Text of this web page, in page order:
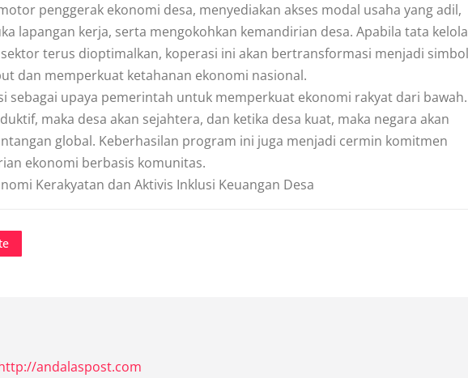
penggerak ekonomi desa, menyediakan akses modal usaha yang adil,
lapangan kerja, serta mengokohkan kemandirian desa. Apabila tata kelola
terus dioptimalkan, koperasi ini akan bertransformasi menjadi simbol
dan memperkuat ketahanan ekonomi nasional.
sebagai upaya pemerintah untuk memperkuat ekonomi rakyat dari bawah.
maka desa akan sejahtera, dan ketika desa kuat, maka negara akan
global. Keberhasilan program ini juga menjadi cermin komitmen
ekonomi berbasis komunitas.
Kerakyatan dan Aktivis Inklusi Keuangan Desa
andalaspost.com